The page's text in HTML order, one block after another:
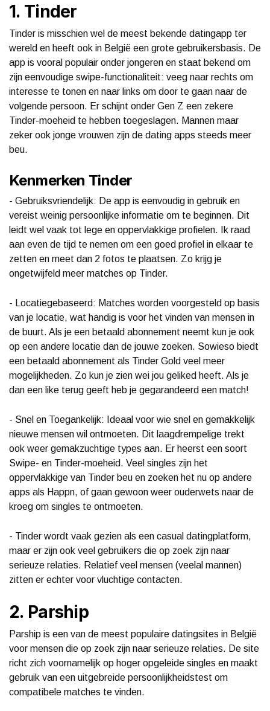
1. Tinder
Tinder is misschien wel de meest bekende datingapp ter
wereld en heeft ook in België een grote gebruikersbasis. De
app is vooral populair onder jongeren en staat bekend om
zijn eenvoudige swipe-functionaliteit: veeg naar rechts om
interesse te tonen en naar links om door te gaan naar de
volgende persoon. Er schijnt onder Gen Z een zekere
Tinder-moeheid te hebben toegeslagen. Mannen maar
zeker ook jonge vrouwen zijn de dating apps steeds meer
beu.
Kenmerken Tinder
- Gebruiksvriendelijk: De app is eenvoudig in gebruik en
vereist weinig persoonlijke informatie om te beginnen. Dit
leidt wel vaak tot lege en oppervlakkige profielen. Ik raad
aan even de tijd te nemen om een goed profiel in elkaar te
zetten en meet dan 2 fotos te plaatsen. Zo krijg je
ongetwijfeld meer matches op Tinder.
- Locatiegebaseerd: Matches worden voorgesteld op basis
van je locatie, wat handig is voor het vinden van mensen in
de buurt. Als je een betaald abonnement neemt kun je ook
op een andere locatie dan de jouwe zoeken. Sowieso biedt
een betaald abonnement als Tinder Gold veel meer
mogelijkheden. Zo kun je zien wei jou geliked heeft. Als je
dan een like terug geeft heb je gegarandeerd een match!
- Snel en Toegankelijk: Ideaal voor wie snel en gemakkelijk
nieuwe mensen wil ontmoeten. Dit laagdrempelige trekt
ook weer gemakzuchtige types aan. Er heerst een soort
Swipe- en Tinder-moeheid. Veel singles zijn het
oppervlakkige van Tinder beu en zoeken het nu op andere
apps als Happn, of gaan gewoon weer ouderwets naar de
kroeg om singles te ontmoeten.
- Tinder wordt vaak gezien als een casual datingplatform,
maar er zijn ook veel gebruikers die op zoek zijn naar
serieuze relaties. Relatief veel mensen (veelal mannen)
zitten er echter voor vluchtige contacten.
2. Parship
Parship is een van de meest populaire datingsites in België
voor mensen die op zoek zijn naar serieuze relaties. De site
richt zich voornamelijk op hoger opgeleide singles en maakt
gebruik van een uitgebreide persoonlijkheidstest om
compatibele matches te vinden.